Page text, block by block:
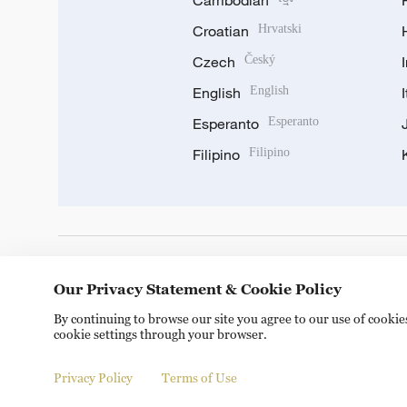
Croatian Hrvatski
Czech Český
English English
Esperanto Esperanto
Filipino Filipino
© China Radio International.CRI. All Rights Reserved. 16A
Our Privacy Statement & Cookie Policy
By continuing to browse our site you agree to our use of
cookie settings through your browser.
Privacy Policy Terms of Use